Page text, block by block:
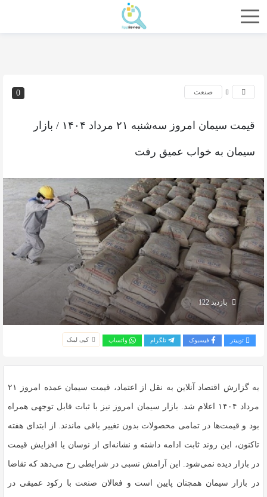
0 صنعت
قیمت سیمان امروز سه‌شنبه ۲۱ مرداد ۱۴۰۴ / بازار
سیمان به خواب عمیق رفت
بازدید 122
توییتر فیسبوک تلگرام واتساپ کپی لینک
به گزارش اقتصاد آنلاین به نقل از اعتماد، قیمت سیمان عمده امروز ۲۱
مرداد ۱۴۰۴ اعلام شد. بازار سیمان امروز نیز با ثبات قابل توجهی همراه
بود و قیمت‌ها در تمامی محصولات بدون تغییر باقی ماندند. از ابتدای هفته
تاکنون، این روند ثابت ادامه داشته و نشانه‌ای از نوسان یا افزایش قیمت
در بازار دیده نمی‌شود. این آرامش نسبی در شرایطی رخ می‌دهد که تقاضا
در بازار سیمان همچنان پایین است و فعالان صنعت با رکود عمیقی در